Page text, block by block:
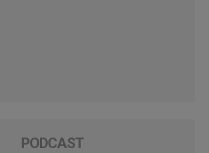
PODCAST